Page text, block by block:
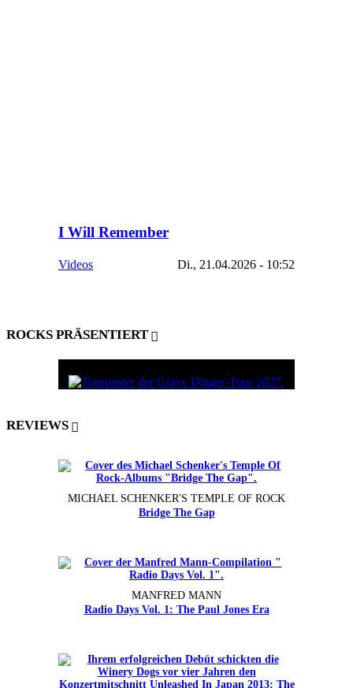
I Will Remember
Videos Di., 21.04.2026 - 10:52
ROCKS PRÄSENTIERT
REVIEWS
MICHAEL SCHENKER'S TEMPLE OF ROCK
Bridge The Gap
MANFRED MANN
Radio Days Vol. 1: The Paul Jones Era